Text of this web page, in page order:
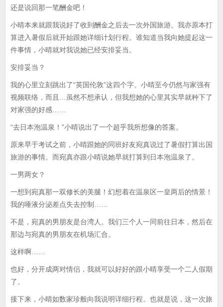
还是说回那一笔酬金吧！
小晴本来就跟我说好了收到酬金之后去一次外国旅游。我亦原本打
算进入暑假后就开始跟她详细计划行程。谁知道当我向她提起这一
件事情，小晴就对我说她已经安排妥当。
安排妥当？
我的心里立刻跳出了“英国伦敦”这四个字。小晴至今仍然与家强有
视频联络，而且…虽然不想承认，但我想她的心里其实早就种下了
对家强的好感……
“去日本泡温泉！”小晴说出了一个超乎我所想像的答案。
原来早于考试之前，小晴跟她的同班好友宛真说过了暑假打算出国
旅游的事情。而宛真亦跟小晴说她早就打算到日本泡温泉了。
一男两女？
一想到宛真那一双修长的美腿！幻想着在温泉区一皇两后的情景！
我的唾液分泌差点失去控制……
不是，宛真的男朋友是台湾人。我们三个人一同前往日本，然后在
那边与宛真的男朋友在机场汇合。
这样啊……
也好，分开成两对情侣，我就可以好好的跟小晴享受一个二人假期
了。
接下来，小晴如数家珍般向我说明详细行程。也就是说，这一次旅